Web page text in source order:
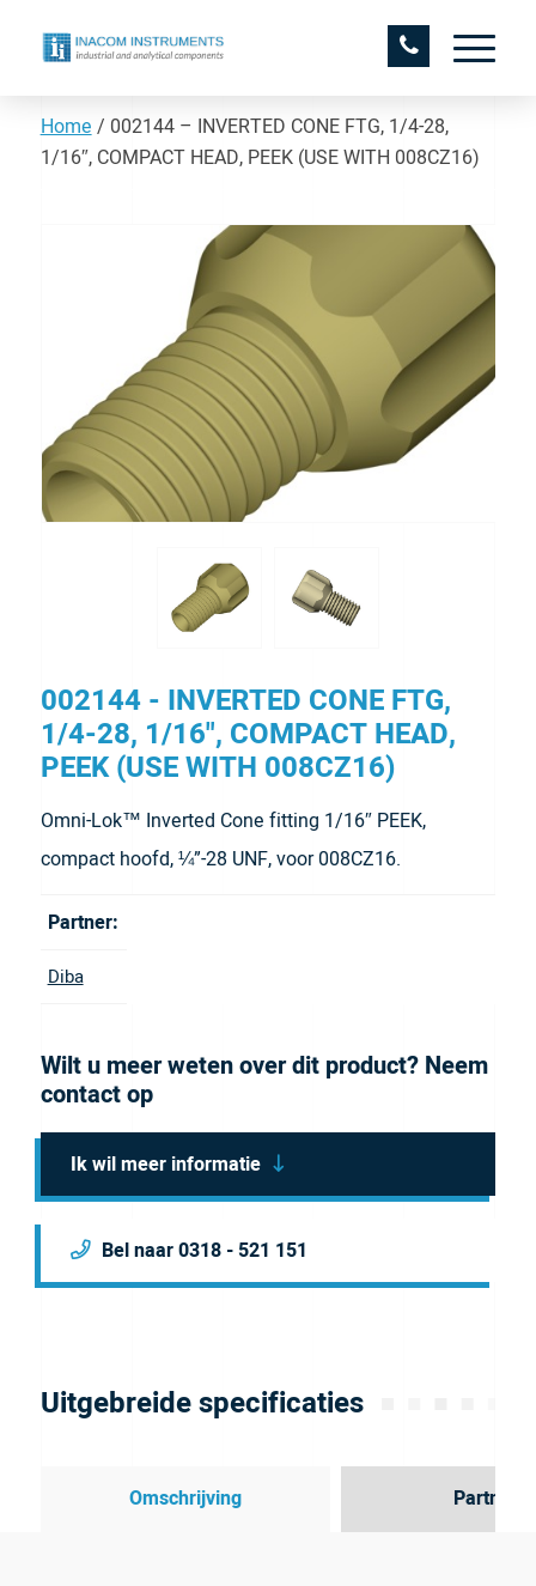
Home / 002144 – INVERTED CONE FTG, 1/4-28,
1/16″, COMPACT HEAD, PEEK (USE WITH 008CZ16)
002144 - INVERTED CONE FTG,
1/4-28, 1/16", COMPACT HEAD,
PEEK (USE WITH 008CZ16)
Omni-Lok™ Inverted Cone fitting 1/16″ PEEK,
compact hoofd, ¼”-28 UNF, voor 008CZ16.
Partner:
Diba
Wilt u meer weten over dit product? Neem
contact op
Ik wil meer informatie
Bel naar 0318 - 521 151
Uitgebreide specificaties
Omschrijving Partner